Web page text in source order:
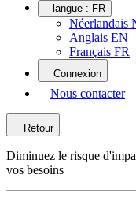
langue : FR
Néerlandais
Anglais EN
Français FR
Connexion
Nous contacter
Retour
Diminuez le risque
vos besoins